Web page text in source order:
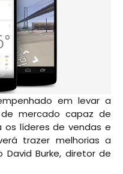
em levar a
mercado capaz de
líderes de vendas e
trazer melhorias a
Burke, diretor de